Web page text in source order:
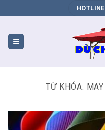
VỤ
WEB
TỪ KHÓA: